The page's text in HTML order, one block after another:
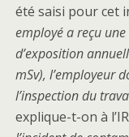
été saisi pour cet
employé a reçu
d’exposition
mSv), l’employeur
l’inspection du
explique-t-on à